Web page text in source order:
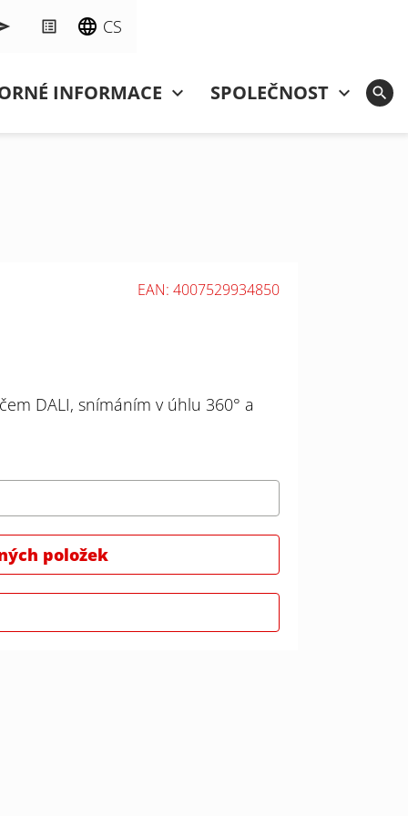
CS
INFORMACE SPOLEČNOST
EAN: 4007529934850
DALI, snímáním v úhlu 360° a
položek